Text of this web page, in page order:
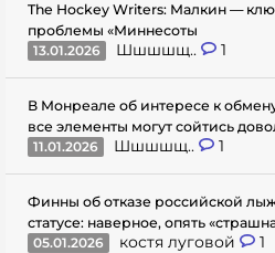
The Hockey Writers: Малкин —
проблемы «Миннесоты
13.01.2026
Шшшшщ.. 1
В Монреале об интересе к
все элементы могут сойтись
11.01.2026
Шшшшщ.. 1
Финны об отказе российской
статусе: наверное, опять
05.01.2026
костя луговой 1